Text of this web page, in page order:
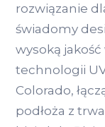
rozwiązanie
świadomy
wysoką
technologii
Colorado,
podłoża z